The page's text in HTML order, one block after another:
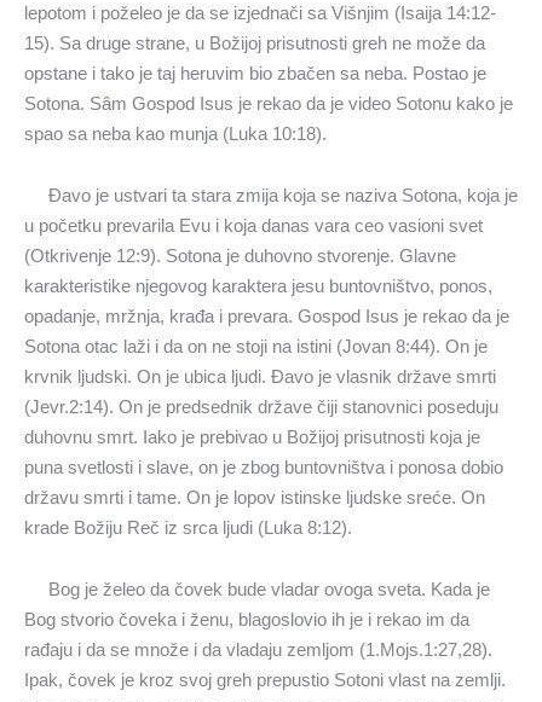
lepotom i poželeo je da se izjednači sa Višnjim (Isaija 14:12-
15). Sa druge strane, u Božijoj prisutnosti greh ne može da
opstane i tako je taj heruvim bio zbačen sa neba. Postao je
Sotona. Sâm Gospod Isus je rekao da je video Sotonu kako je
spao sa neba kao munja (Luka 10:18).
Đavo je ustvari ta stara zmija koja se naziva Sotona, koja je
u početku prevarila Evu i koja danas vara ceo vasioni svet
(Otkrivenje 12:9). Sotona je duhovno stvorenje. Glavne
karakteristike njegovog karaktera jesu buntovništvo, ponos,
opadanje, mržnja, krađa i prevara. Gospod Isus je rekao da je
Sotona otac laži i da on ne stoji na istini (Jovan 8:44). On je
krvnik ljudski. On je ubica ljudi. Đavo je vlasnik države smrti
(Jevr.2:14). On je predsednik države čiji stanovnici poseduju
duhovnu smrt. Iako je prebivao u Božijoj prisutnosti koja je
puna svetlosti i slave, on je zbog buntovništva i ponosa dobio
državu smrti i tame. On je lopov istinske ljudske sreće. On
krade Božiju Reč iz srca ljudi (Luka 8:12).
Bog je želeo da čovek bude vladar ovoga sveta. Kada je
Bog stvorio čoveka i ženu, blagoslovio ih je i rekao im da
rađaju i da se množe i da vladaju zemljom (1.Mojs.1:27,28).
Ipak, čovek je kroz svoj greh prepustio Sotoni vlast na zemlji.